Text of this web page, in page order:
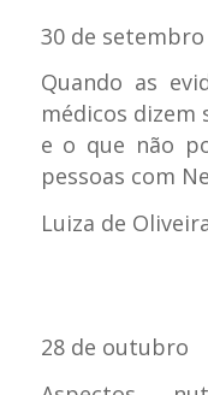
30 de setembro
Quando as
médicos dizem
e o que não
pessoas com
Luiza de
28 de outubro